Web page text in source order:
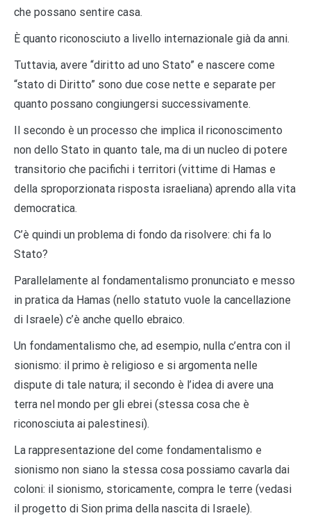
che possano sentire casa.
È quanto riconosciuto a livello internazionale già da anni.
Tuttavia, avere “diritto ad uno Stato” e nascere come
“stato di Diritto” sono due cose nette e separate per
quanto possano congiungersi successivamente.
Il secondo è un processo che implica il riconoscimento
non dello Stato in quanto tale, ma di un nucleo di potere
transitorio che pacifichi i territori (vittime di Hamas e
della sproporzionata risposta israeliana) aprendo alla vita
democratica.
C’è quindi un problema di fondo da risolvere: chi fa lo
Stato?
Parallelamente al fondamentalismo pronunciato e messo
in pratica da Hamas (nello statuto vuole la cancellazione
di Israele) c’è anche quello ebraico.
Un fondamentalismo che, ad esempio, nulla c’entra con il
sionismo: il primo è religioso e si argomenta nelle
dispute di tale natura; il secondo è l’idea di avere una
terra nel mondo per gli ebrei (stessa cosa che è
riconosciuta ai palestinesi).
La rappresentazione del come fondamentalismo e
sionismo non siano la stessa cosa possiamo cavarla dai
coloni: il sionismo, storicamente, compra le terre (vedasi
il progetto di Sion prima della nascita di Israele).